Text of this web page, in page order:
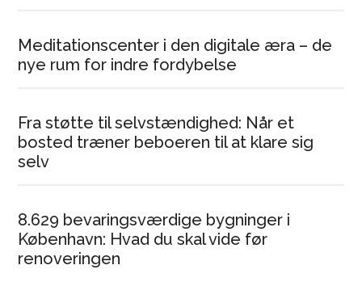
Meditationscenter i den digitale æra – de
nye rum for indre fordybelse
Fra støtte til selvstændighed: Når et
bosted træner beboeren til at klare sig
selv
8.629 bevaringsværdige bygninger i
København: Hvad du skal vide før
renoveringen